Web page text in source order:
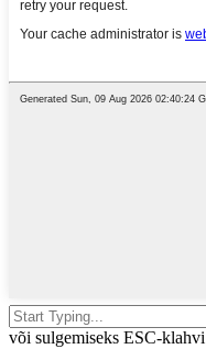
või sulgemiseks ESC-klahvi